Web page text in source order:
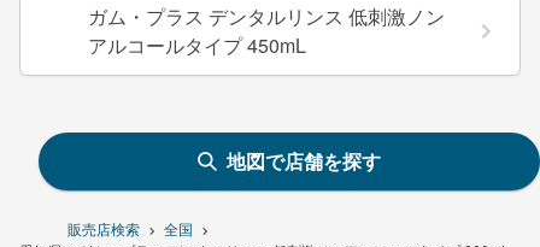
販売店検索
全国
ガム・プラス デンタルリンス 低刺激ノン
アルコールタイプ 450mL
地図で店舗を探す